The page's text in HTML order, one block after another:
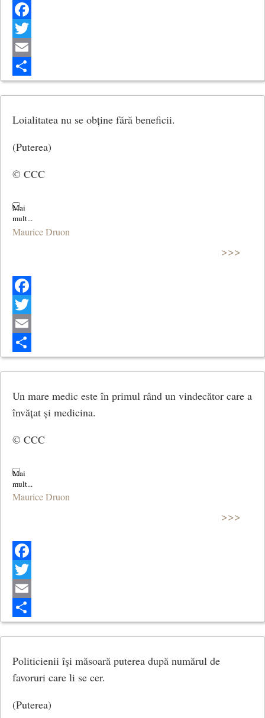
Facebook
Twitter
Email
Share
Loialitatea nu se obține fără beneficii.
(Puterea)
© CCC
Maurice Druon
>>>
Facebook
Twitter
Email
Share
Un mare medic este în primul rând un vindecător care a
învățat și medicina.
© CCC
Maurice Druon
>>>
Facebook
Twitter
Email
Share
Politicienii îşi măsoară puterea după numărul de
favoruri care li se cer.
(Puterea)